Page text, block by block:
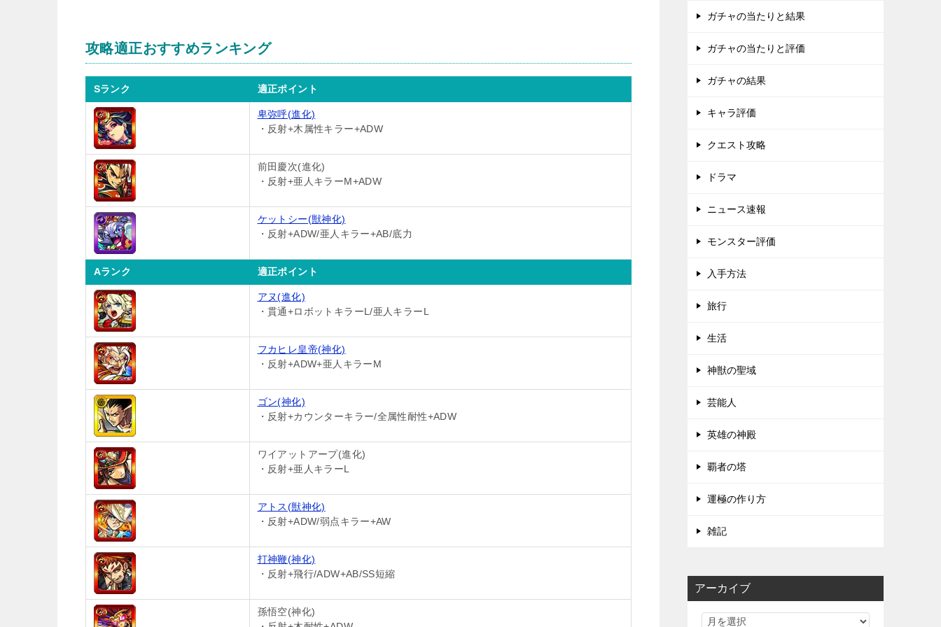
攻略適正おすすめランキング
Sランク 適正ポイント
卑弥呼(進化)
・反射+木属性キラー+ADW
前田慶次(進化)
・反射+亜人キラーM+ADW
ケットシー(獣神化)
・反射+ADW/亜人キラー+AB/底力
Aランク 適正ポイント
アヌ(進化)
・貫通+ロボットキラーL/亜人キラーL
フカヒレ皇帝(神化)
・反射+ADW+亜人キラーM
ゴン(神化)
・反射+カウンターキラー/全属性耐性+ADW
ワイアットアープ(進化)
・反射+亜人キラーL
アトス(獣神化)
・反射+ADW/弱点キラー+AW
打神鞭(神化)
・反射+飛行/ADW+AB/SS短縮
孫悟空(神化)
ガチャの当たりと結果
ガチャの当たりと評価
ガチャの結果
キャラ評価
クエスト攻略
ドラマ
ニュース速報
モンスター評価
入手方法
旅行
生活
神獣の聖域
芸能人
英雄の神殿
覇者の塔
運極の作り方
雑記
アーカイブ